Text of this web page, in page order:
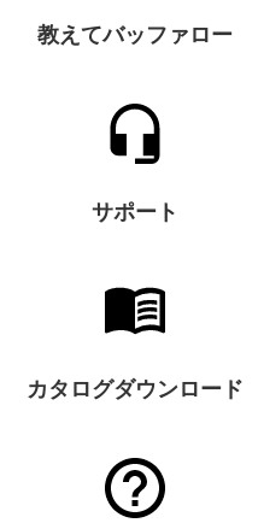
教えてバッファロー
サポート
カタログダウンロード